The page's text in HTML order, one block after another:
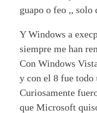
guapo o feo ,, solo
Y Windows a
siempre me han
Con Windows
y con el 8 fue
Curiosamente
que Microsoft